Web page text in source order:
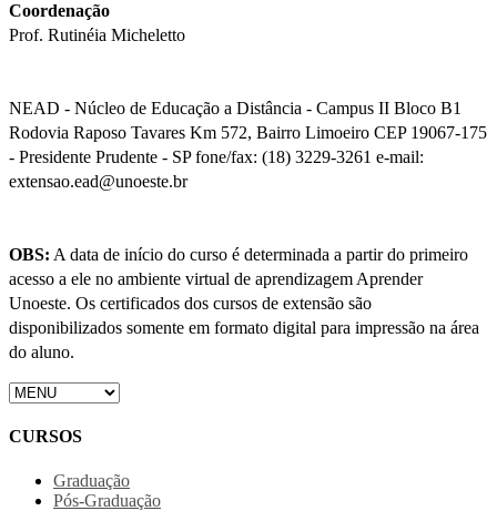
Coordenação
Prof. Rutinéia Micheletto
NEAD - Núcleo de Educação a Distância - Campus II Bloco B1
Rodovia Raposo Tavares Km 572, Bairro Limoeiro CEP 19067-175
- Presidente Prudente - SP fone/fax: (18) 3229-3261 e-mail:
extensao.ead@unoeste.br
OBS: A data de início do curso é determinada a partir do primeiro
acesso a ele no ambiente virtual de aprendizagem Aprender
Unoeste. Os certificados dos cursos de extensão são
disponibilizados somente em formato digital para impressão na área
do aluno.
CURSOS
Graduação
Pós-Graduação